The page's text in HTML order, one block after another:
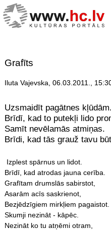
Grafīts
Iluta Vajevska, 06.03.2011.,
Uzsmaidīt pagātnes kļūdām.
Brīdī, kad to putekļi lido
Samīt nevēlamās atmiņas.
Brīdi, kad tās grauž tavu
Izplest spārnus un lidot.
Brīdī, kad atrodas jauna cerība.
Grafītam drumslās sabirstot,
Asarām acīs saskrienot,
Bezjēdzīgiem mirkļiem pagaistot.
Skumji nezināt - kāpēc.
Nezināt ko tu atņēmi otram,